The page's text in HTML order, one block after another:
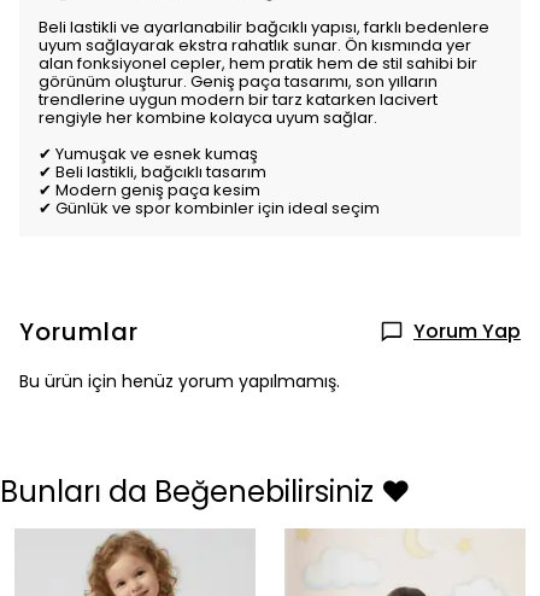
Beli lastikli ve ayarlanabilir bağcıklı yapısı, farklı bedenlere
uyum sağlayarak ekstra rahatlık sunar. Ön kısmında yer
alan fonksiyonel cepler, hem pratik hem de stil sahibi bir
görünüm oluşturur. Geniş paça tasarımı, son yılların
trendlerine uygun modern bir tarz katarken lacivert
rengiyle her kombine kolayca uyum sağlar.
✔ Yumuşak ve esnek kumaş
✔ Beli lastikli, bağcıklı tasarım
✔ Modern geniş paça kesim
✔ Günlük ve spor kombinler için ideal seçim
Yorumlar Yorum Yap
Bu ürün için henüz yorum yapılmamış.
Bunları da Beğenebilirsiniz ❤️